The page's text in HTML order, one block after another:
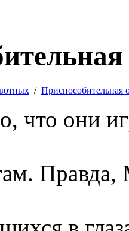
/ Приспособительная
что они
Правда,